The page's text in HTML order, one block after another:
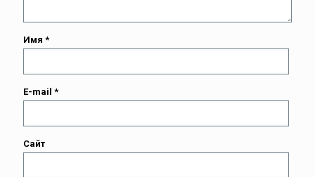
Имя *
E-mail *
Сайт